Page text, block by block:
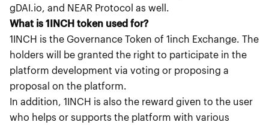
gDAI.io, and NEAR Protocol as well.
What is 1INCH token used for?
1INCH is the Governance Token of 1inch Exchange. The
holders will be granted the right to participate in the
platform development via voting or proposing a
proposal on the platform.
In addition, 1INCH is also the reward given to the user
who helps or supports the platform with various